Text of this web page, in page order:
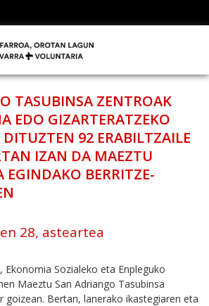
TASUBINSA ZENTROAK
EDO GIZARTERATZEKO
92 ERABILTZAILE
IZAN DA MAEZTU
EGINDAKO BERRITZE-
28, asteartea
Ekonomia Sozialeko eta Enpleguko
Maeztu San Adriango Tasubinsa
goizean. Bertan, lanerako ikastegiaren eta